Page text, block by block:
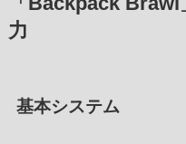
力
基本システム